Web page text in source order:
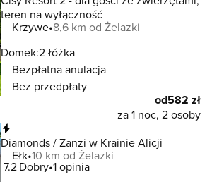
teren na wyłączność
Krzywe 8,6 km od Żelazki
Domek:2 łóżka
Bezpłatna anulacja
Bez przedpłaty
od582 zł
za 1 noc, 2 osoby
Diamonds / Zanzi w Krainie Alicji
Ełk 10 km od Żelazki
7.2 Dobry 1 opinia